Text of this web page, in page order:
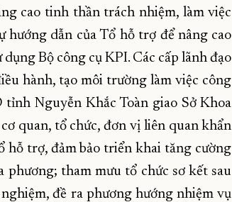
cao tinh thần trách nhiệm, làm việc
dẫn của Tổ hỗ trợ để nâng cao
Bộ công cụ KPI. Các cấp lãnh đạo
hành, tạo môi trường làm việc công
Nguyễn Khắc Toàn giao Sở Khoa
quan, tổ chức, đơn vị liên quan khẩn
hỗ trợ, đảm bảo triển khai tăng cường
tham mưu tổ chức sơ kết sau
đề ra phương hướng nhiệm vụ